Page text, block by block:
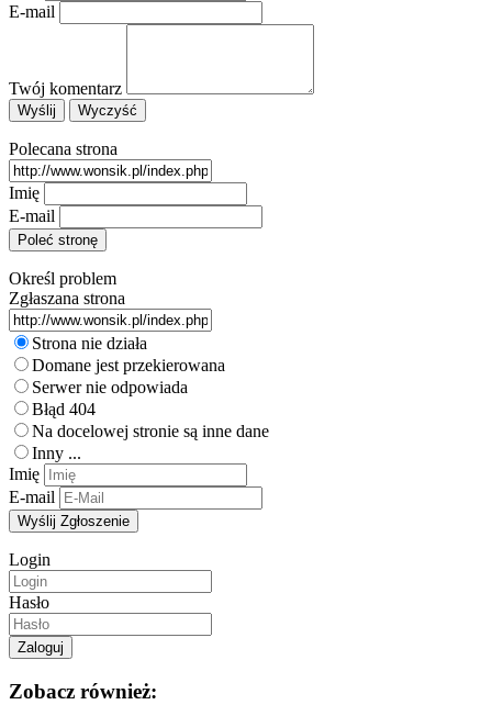
E-mail
Twój komentarz
Polecana strona
Imię
E-mail
Określ problem
Zgłaszana strona
Strona nie działa
Domane jest przekierowana
Serwer nie odpowiada
Błąd 404
Na docelowej stronie są inne dane
Inny ...
Imię
E-mail
Login
Hasło
Zobacz również: